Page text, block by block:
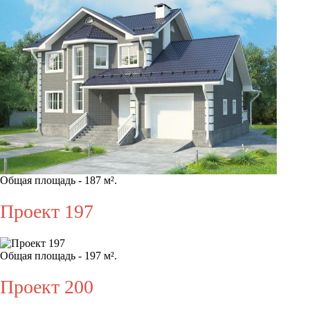
Общая площадь - 187 м².
Проект 197
Общая площадь - 197 м².
Проект 200